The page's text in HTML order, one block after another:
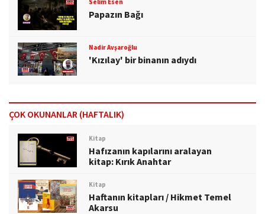
Papazın Bağı
Nadir Avşaroğlu
'Kızılay' bir binanın adıydı
ÇOK OKUNANLAR (HAFTALIK)
Kitap
Hafızanın kapılarını aralayan
kitap: Kırık Anahtar
Kitap
Haftanın kitapları / Hikmet Temel
Akarsu